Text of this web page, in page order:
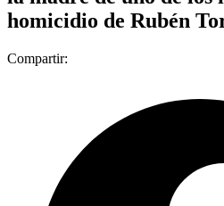
homicidio de Rubén
Compartir: